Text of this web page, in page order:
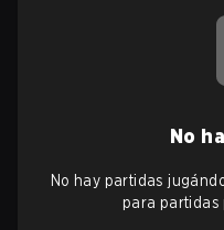
No
No hay partidas
para partidas